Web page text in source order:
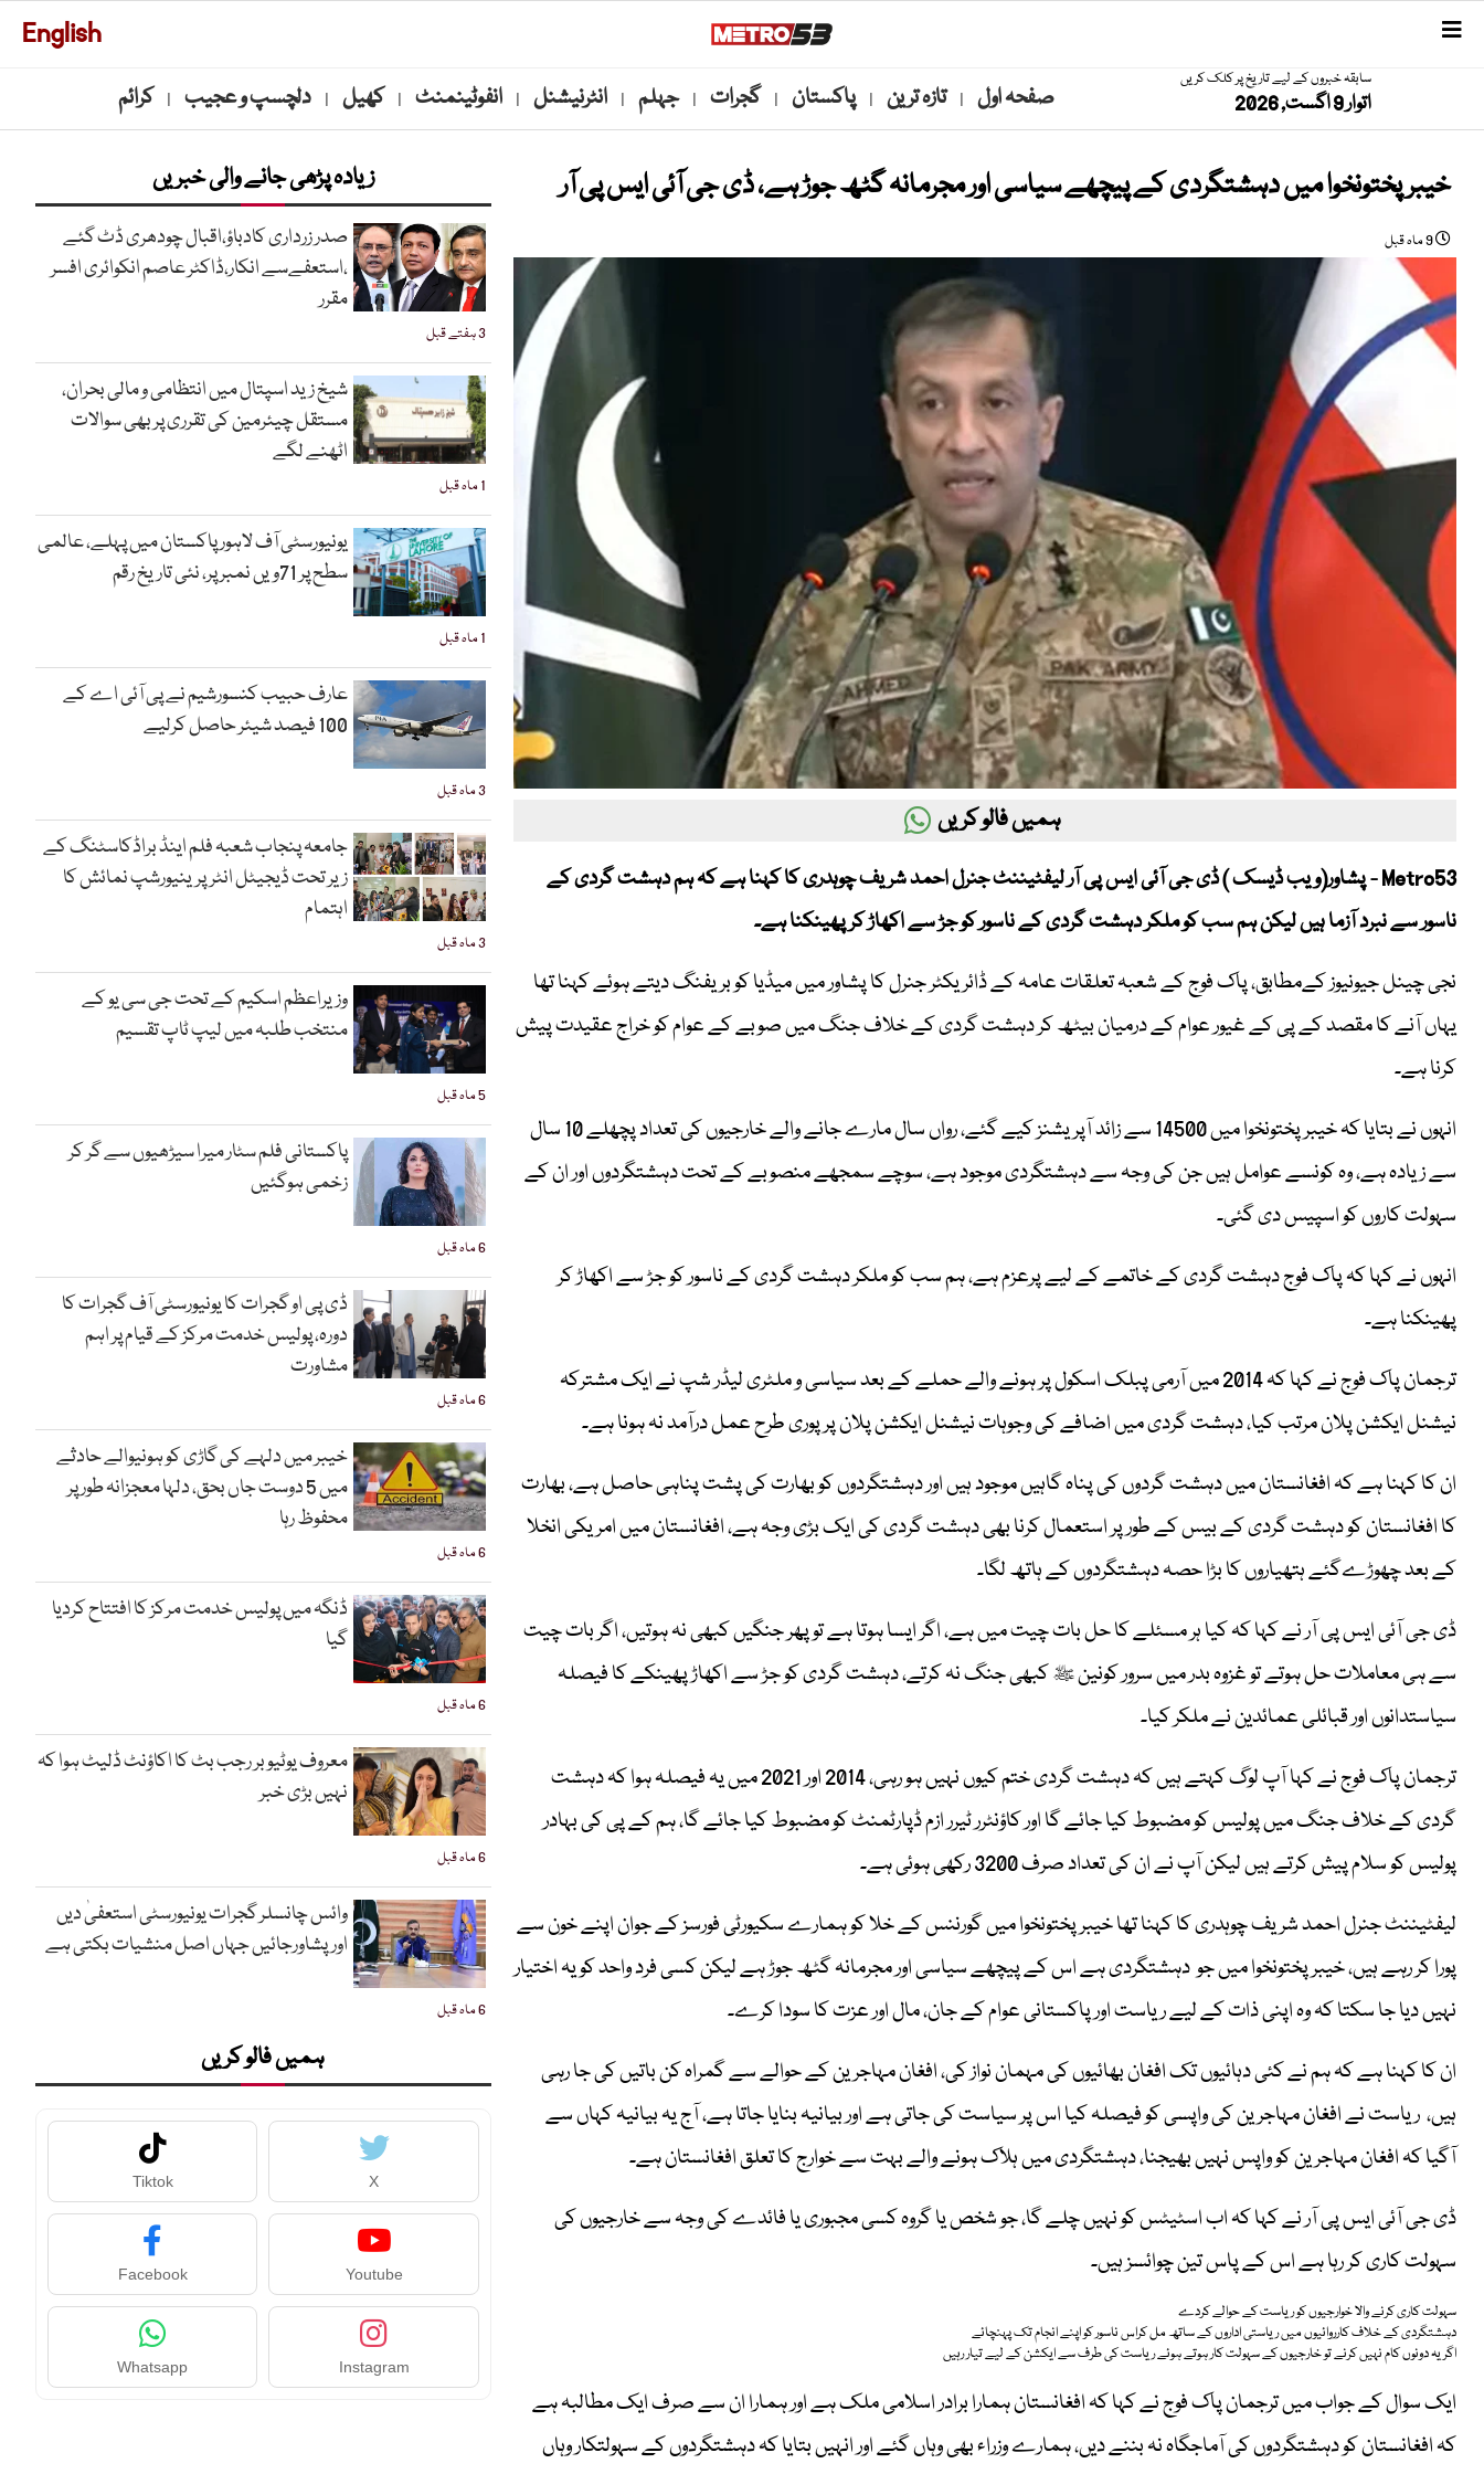
English
سابقہ خبروں کے لیے تاریخ پر کلک کریں
اتوار 9 اگست, 2026 صفحہ اول | تازہ ترین | پاکستان | گجرات | جہلم | انٹرنیشنل | انفوٹینمنٹ | کھیل | دلچسپ و عجیب | کرائم
خیبرپختونخوا میں دہشتگردی کے پیچھے سیاسی اور مجرمانہ گٹھ جوڑ ہے، ڈی جی آئی ایس پی آر
9 ماہ قبل
ہمیں فالو کریں
Metro53 - پشاور(ویب ڈیسک ) ڈی جی آئی ایس پی آر لیفٹیننٹ جنرل احمد شریف چوہدری کا کہنا ہے کہ ہم دہشت گردی کے
ناسور سے نبرد آزما ہیں لیکن ہم سب کو ملکر دہشت گردی کے ناسور کو جڑ سے اکھاڑ کر پھینکنا ہے۔
نجی چینل جیونیوز کےمطابق، پاک فوج کے شعبہ تعلقات عامہ کے ڈائریکٹر جنرل کا پشاور میں میڈیا کو بریفنگ دیتے ہوئے کہنا تھا
یہاں آنے کا مقصد کے پی کے غیور عوام کے درمیان بیٹھ کر دہشت گردی کے خلاف جنگ میں صوبے کے عوام کو خراج عقیدت پیش
کرنا ہے۔
انہوں نے بتایا کہ خیبرپختونخوا میں 14500 سے زائد آپریشنز کیے گئے، رواں سال مارے جانے والے خارجیوں کی تعداد پچھلے 10 سال
سے زیادہ ہے، وہ کونسے عوامل ہیں جن کی وجہ سے دہشتگردی موجود ہے، سوچے سمجھے منصوبے کے تحت دہشتگردوں اور ان کے
سہولت کاروں کو اسپیس دی گئی۔
انہوں نے کہا کہ پاک فوج دہشت گردی کے خاتمے کے لیے پرعزم ہے، ہم سب کو ملکر دہشت گردی کے ناسور کو جڑ سے اکھاڑ کر
پھینکنا ہے۔
ترجمان پاک فوج نے کہا کہ 2014 میں آرمی پبلک اسکول پر ہونے والے حملے کے بعد سیاسی و ملٹری لیڈر شپ نے ایک مشترکہ
نیشنل ایکشن پلان مرتب کیا، دہشت گردی میں اضافے کی وجوہات نیشنل ایکشن پلان پر پوری طرح عمل درآمد نہ ہونا ہے۔
ان کا کہنا ہے کہ افغانستان میں دہشت گردوں کی پناہ گاہیں موجود ہیں اور دہشتگردوں کو بھارت کی پشت پناہی حاصل ہے، بھارت
کا افغانستان کو دہشت گردی کے بیس کے طور پر استعمال کرنا بھی دہشت گردی کی ایک بڑی وجہ ہے، افغانستان میں امریکی انخلا
کے بعد چھوڑےگئے ہتھیاروں کا بڑا حصہ دہشتگردوں کے ہاتھ لگا۔
ڈی جی آئی ایس پی آر نے کہا کہ کیا ہر مسئلے کا حل بات چیت میں ہے، اگر ایسا ہوتا ہے تو پھر جنگیں کبھی نہ ہوتیں، اگر بات چیت
سے ہی معاملات حل ہوتے تو غزوہ بدر میں سرور کونین ﷺ کبھی جنگ نہ کرتے، دہشت گردی کو جڑ سے اکھاڑ پھینکے کا فیصلہ
سیاستدانوں اور قبائلی عمائدین نے ملکر کیا۔
ترجمان پاک فوج نے کہا آپ لوگ کہتے ہیں کہ دہشت گردی ختم کیوں نہیں ہو رہی، 2014 اور 2021 میں یہ فیصلہ ہوا کہ دہشت
گردی کے خلاف جنگ میں پولیس کو مضبوط کیا جائے گا اور کاؤنٹرر ٹیرر ازم ڈپارٹمنٹ کو مضبوط کیا جائے گا، ہم کے پی کی بہادر
پولیس کو سلام پیش کرتے ہیں لیکن آپ نے ان کی تعداد صرف 3200 رکھی ہوئی ہے۔
لیفٹیننٹ جنرل احمد شریف چوہدری کا کہنا تھا خیبر پختونخوا میں گورننس کے خلا کو ہمارے سکیورٹی فورسز کے جوان اپنے خون سے
پورا کر رہے ہیں، خیبر پختونخوا میں جو دہشتگردی ہے اس کے پیچھے سیاسی اور مجرمانہ گٹھ جوڑ ہے لیکن کسی فرد واحد کو یہ اختیار
نہیں دیا جا سکتا کہ وہ اپنی ذات کے لیے ریاست اور پاکستانی عوام کے جان، مال اور عزت کا سودا کرے۔
ان کا کہنا ہے کہ ہم نے کئی دہائیوں تک افغان بھائیوں کی مہمان نواز کی، افغان مہاجرین کے حوالے سے گمراہ کن باتیں کی جا رہی
ہیں، ریاست نے افغان مہاجرین کی واپسی کو فیصلہ کیا اس پر سیاست کی جاتی ہے اور بیانیہ بنایا جاتا ہے، آج یہ بیانیہ کہاں سے
آگیا کہ افغان مہاجرین کو واپس نہیں بھیجنا، دہشتگردی میں ہلاک ہونے والے بہت سے خوارج کا تعلق افغانستان ہے۔
ڈی جی آئی ایس پی آر نے کہا کہ اب اسٹیٹس کو نہیں چلے گا، جو شخص یا گروہ کسی مجبوری یا فائدے کی وجہ سے خارجیوں کی
سہولت کاری کر رہا ہے اس کے پاس تین چوائسز ہیں۔
سہولت کاری کرنے والا خوارجیوں کو ریاست کے حوالے کردے
دہشتگردی کے خلاف کارروائیوں میں ریاستی اداروں کے ساتھ مل کراس ناسور کو اپنے انجام تک پہنچائے
اگریہ دونوں کام نہیں کرنے تو خارجیوں کے سہولت کار ہوتے ہوئے ریاست کی طرف سے ایکشن کے لیے تیار رہیں
ایک سوال کے جواب میں ترجمان پاک فوج نے کہا کہ افغانستان ہمارا برادر اسلامی ملک ہے اور ہمارا ان سے صرف ایک مطالبہ ہے
کہ افغانستان کو دہشتگردوں کی آماجگاہ نہ بننے دیں، ہمارے وزراء بھی وہاں گئے اور انہیں بتایا کہ دہشتگردوں کے سہولتکار وہاں
زیادہ پڑھی جانے والی خبریں
3 ہفتے قبل
صدر زرداری کادباؤ،اقبال چودھری ڈٹ گئے
،استعفےسے انکار،ڈاکٹر عاصم انکوائری افسر
مقرر
1 ماہ قبل
شیخ زید اسپتال میں انتظامی و مالی بحران،
مستقل چیئرمین کی تقرری پر بھی سوالات
اٹھنے لگے
1 ماہ قبل
یونیورسٹی آف لاہور پاکستان میں پہلے، عالمی
سطح پر 71ویں نمبر پر، نئی تاریخ رقم
3 ماہ قبل
عارف حبیب کنسورشیم نے پی آئی اے کے
100 فیصد شیئر حاصل کرلیے
3 ماہ قبل
جامعہ پنجاب شعبہ فلم اینڈ براڈکاسٹنگ کے
زیر تحت ڈیجیٹل انٹرپرینیورشپ نمائش کا
اہتمام
5 ماہ قبل
وزیراعظم اسکیم کے تحت جی سی یو کے
منتخب طلبہ میں لیپ ٹاپ تقسیم
6 ماہ قبل
پاکستانی فلم سٹار میرا سیڑھیوں سے گر کر
زخمی ہوگئیں
6 ماہ قبل
ڈی پی او گجرات کا یونیورسٹی آف گجرات کا
دورہ، پولیس خدمت مرکز کے قیام پر اہم
مشاورت
6 ماہ قبل
خیبر میں دلہے کی گاڑی کو ہونیوالے حادثے
میں 5 دوست جاں بحق، دلہا معجزانہ طور پر
محفوظ رہا
6 ماہ قبل
ڈنگہ میں پولیس خدمت مرکز کا افتتاح کردیا
گیا
6 ماہ قبل
معروف یوٹیوبر رجب بٹ کا اکاؤنٹ ڈلیٹ ہوا کہ
نہیں بڑی خبر
6 ماہ قبل
وائس چانسلر گجرات یونیورسٹی استعفیٰ دیں
اورپشاورجائیں جہاں اصل منشیات بکتی ہے
ہمیں فالو کریں
X
Tiktok
Youtube
Facebook
Instagram
Whatsapp